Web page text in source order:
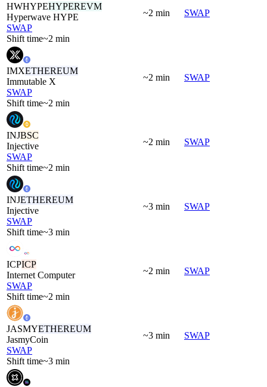
HWHYPEHYPEREVM
Hyperwave HYPE
SWAP
Shift time~2 min
~2 min SWAP
IMXETHEREUM
Immutable X
SWAP
Shift time~2 min
~2 min SWAP
INJBSC
Injective
SWAP
Shift time~2 min
~2 min SWAP
INJETHEREUM
Injective
SWAP
Shift time~3 min
~3 min SWAP
ICPICP
Internet Computer
SWAP
Shift time~2 min
~2 min SWAP
JASMYETHEREUM
JasmyCoin
SWAP
Shift time~3 min
~3 min SWAP